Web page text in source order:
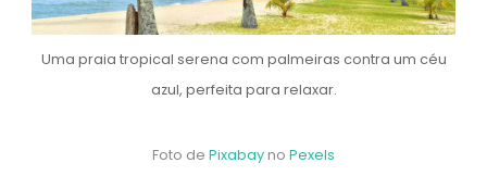
Uma praia tropical serena com palmeiras contra um céu
azul, perfeita para relaxar.
Foto de Pixabay no Pexels